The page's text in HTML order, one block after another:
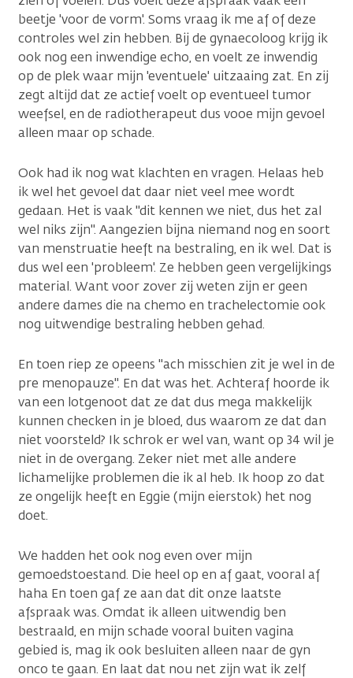
beetje 'voor de vorm'. Soms vraag ik me af of deze
controles wel zin hebben. Bij de gynaecoloog krijg ik
ook nog een inwendige echo, en voelt ze inwendig
op de plek waar mijn 'eventuele' uitzaaing zat. En zij
zegt altijd dat ze actief voelt op eventueel tumor
weefsel, en de radiotherapeut dus vooe mijn gevoel
alleen maar op schade.
Ook had ik nog wat klachten en vragen. Helaas heb
ik wel het gevoel dat daar niet veel mee wordt
gedaan. Het is vaak "dit kennen we niet, dus het zal
wel niks zijn". Aangezien bijna niemand nog en soort
van menstruatie heeft na bestraling, en ik wel. Dat is
dus wel een 'probleem'. Ze hebben geen vergelijkings
material. Want voor zover zij weten zijn er geen
andere dames die na chemo en trachelectomie ook
nog uitwendige bestraling hebben gehad.
En toen riep ze opeens "ach misschien zit je wel in de
pre menopauze". En dat was het. Achteraf hoorde ik
van een lotgenoot dat ze dat dus mega makkelijk
kunnen checken in je bloed, dus waarom ze dat dan
niet voorsteld? Ik schrok er wel van, want op 34 wil je
niet in de overgang. Zeker niet met alle andere
lichamelijke problemen die ik al heb. Ik hoop zo dat
ze ongelijk heeft en Eggie (mijn eierstok) het nog
doet.
We hadden het ook nog even over mijn
gemoedstoestand. Die heel op en af gaat, vooral af
haha En toen gaf ze aan dat dit onze laatste
afspraak was. Omdat ik alleen uitwendig ben
bestraald, en mijn schade vooral buiten vagina
gebied is, mag ik ook besluiten alleen naar de gyn
onco te gaan. En laat dat nou net zijn wat ik zelf